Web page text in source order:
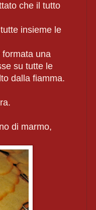
che il tutto
insieme le
una
su tutte le
dalla fiamma.
di marmo,